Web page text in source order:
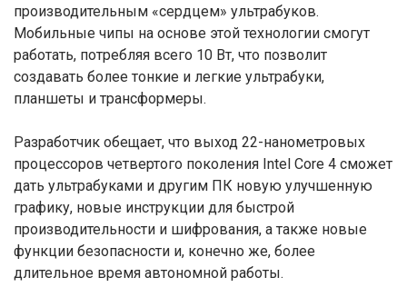
производительным «сердцем» ультрабуков.
Мобильные чипы на основе этой технологии смогут
работать, потребляя всего 10 Вт, что позволит
создавать более тонкие и легкие ультрабуки,
планшеты и трансформеры.
Разработчик обещает, что выход 22-нанометровых
процессоров четвертого поколения Intel Core 4 сможет
дать ультрабуками и другим ПК новую улучшенную
графику, новые инструкции для быстрой
производительности и шифрования, а также новые
функции безопасности и, конечно же, более
длительное время автономной работы.